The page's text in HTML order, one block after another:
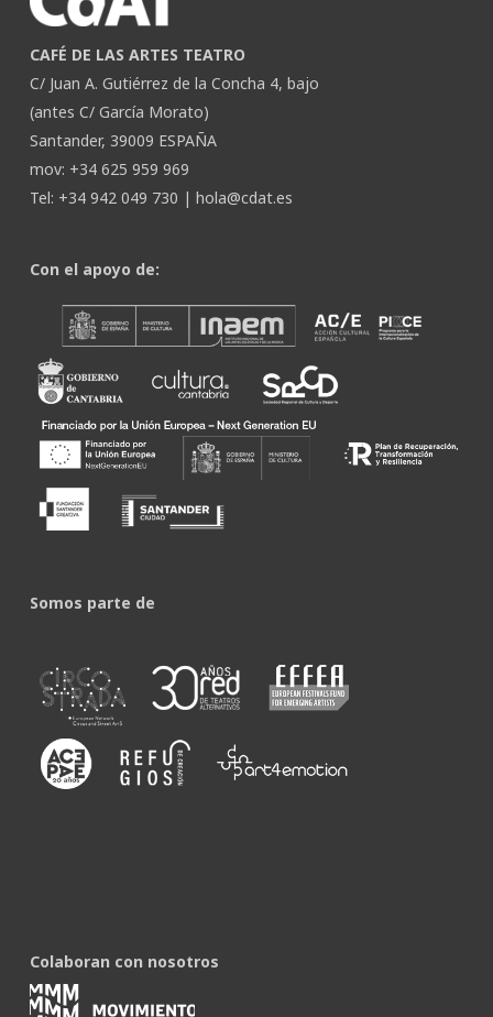
CAFÉ DE LAS ARTES TEATRO
C/ Juan A. Gutiérrez de la Concha 4, bajo
(antes C/ García Morato)
Santander, 39009 ESPAÑA
mov: +34 625 959 969
Tel: +34 942 049 730 | hola@cdat.es
Con el apoyo de:
Somos parte de
Colaboran con nosotros